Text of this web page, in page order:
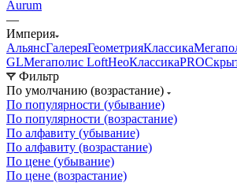
Aurum
—
Империя
АльянсГалереяГеометрияКлассика
GLМегаполис LoftНеоКлассикаPRO
Фильтр
По умолчанию (возрастание)
По популярности (убывание)
По популярности (возрастание)
По алфавиту (убывание)
По алфавиту (возрастание)
По цене (убывание)
По цене (возрастание)